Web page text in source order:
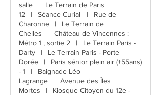
salle
|
Le Terrain de Paris
12
| Séance Curial |
Rue de
Charonne
|
Le Terrain de
Chelles
|
Château de Vincennes :
Métro 1 , sortie 2
|
Le Terrain Paris -
Darty
|
Le Terrain Paris - Porte
Dorée
|
Paris sénior plein air (+55ans)
- 1
|
Baignade Léo
Lagrange
|
Avenue des Îles
Mortes
|
Kiosque Citoyen du 12e -